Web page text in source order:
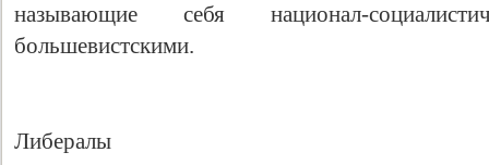
называющие себя национал-
большевистскими.
Либералы